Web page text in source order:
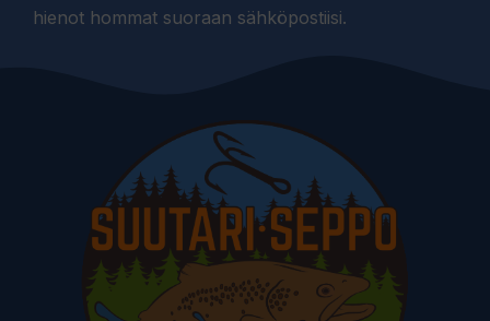
hienot hommat suoraan sähköpostiisi.